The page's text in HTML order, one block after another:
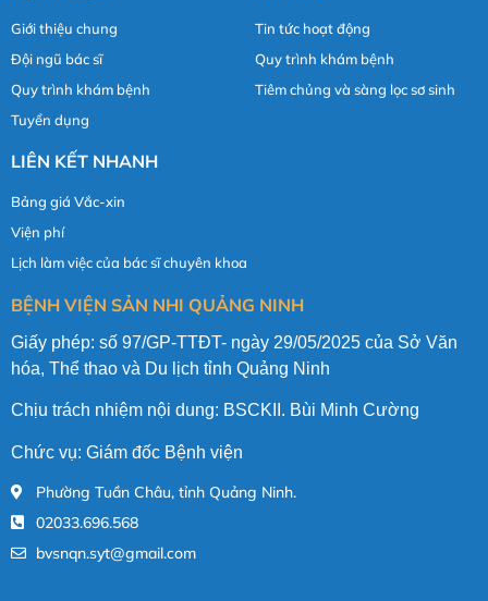
Giới thiệu chung
Đội ngũ bác sĩ
Quy trình khám bệnh
Tuyển dụng
Tin tức hoạt động
Quy trình khám bệnh
Tiêm chủng và sàng lọc sơ sinh
LIÊN KẾT NHANH
Bảng giá Vắc-xin
Viện phí
Lịch làm việc của bác sĩ chuyên khoa
BỆNH VIỆN SẢN NHI QUẢNG NINH
Giấy phép: số 97/GP-TTĐT- ngày 29/05/2025 của Sở Văn
hóa, Thể thao và Du lịch tỉnh Quảng Ninh
Chịu trách nhiệm nội dung: BSCKII. Bùi Minh Cường
Chức vụ: Giám đốc Bệnh viện
Phường Tuần Châu, tỉnh Quảng Ninh.
02033.696.568
bvsnqn.syt@gmail.com